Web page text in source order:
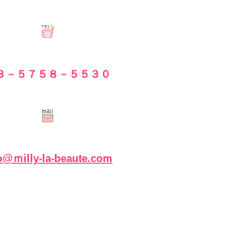
－５７５８－５ ５３０
ｍilly-la-beaute.com